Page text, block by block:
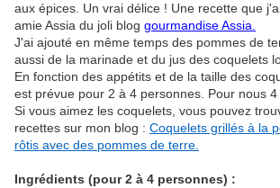
aux épices. Un vrai délice ! Une recette que
amie Assia du joli blog gourmandise Assia.
J'ai ajouté en même temps des pommes de
aussi de la marinade et du jus des coquelets
En fonction des appétits et de la taille des
est prévue pour 2 à 4 personnes. Pour nous 4
Si vous aimez les coquelets, vous pouvez
recettes sur mon blog : Coquelets grillés à la
rôtis avec des pommes de terre.
Ingrédients (pour 2 à 4 personnes) :